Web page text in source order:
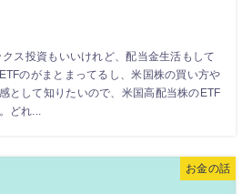
ス投資もいいけれど、配当金生活もして
のがまとまってるし、米国株の買い方や
として知りたいので、米国高配当株のETF
どれ...
お金の話